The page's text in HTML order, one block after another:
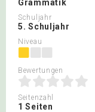
Grammatik
Schuljahr
5. Schuljahr
Niveau
Bewertungen
Seitenzahl
1 Seiten